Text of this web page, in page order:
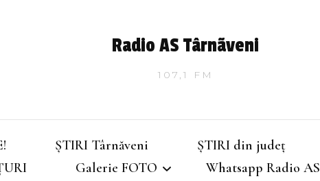
Radio AS Târnãveni
107,1 FM
ȘTIRI Târnăveni ȘTIRI din județ
Galerie FOTO Whatsapp Radio AS